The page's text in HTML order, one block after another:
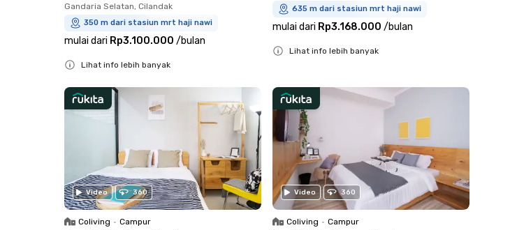
Gandaria Selatan, Cilandak
350 m dari stasiun mrt haji nawi
mulai dari Rp3.100.000 /bulan
Lihat info lebih banyak
635 m dari stasiun mrt haji nawi
mulai dari Rp3.168.000 /bulan
Lihat info lebih banyak
Video 360
Coliving • Campur
Video 360
Coliving • Campur